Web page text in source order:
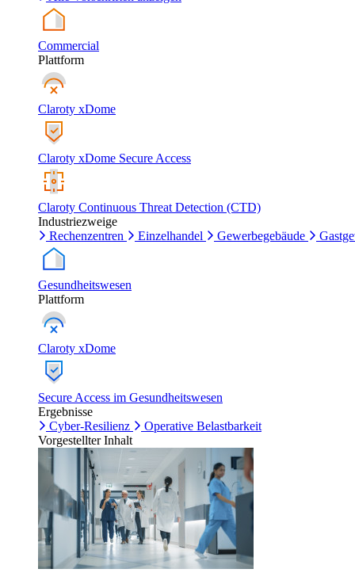
Commercial
Plattform
Claroty xDome
Claroty xDome Secure Access
Claroty Continuous Threat Detection (CTD)
Industriezweige
Rechenzentren
Einzelhandel Gewerbegebäude
Gesundheitswesen
Plattform
Claroty xDome
Secure Access im Gesundheitswesen
Ergebnisse
Cyber-Resilienz
Operative Belastbarkeit
Vorgestellter Inhalt